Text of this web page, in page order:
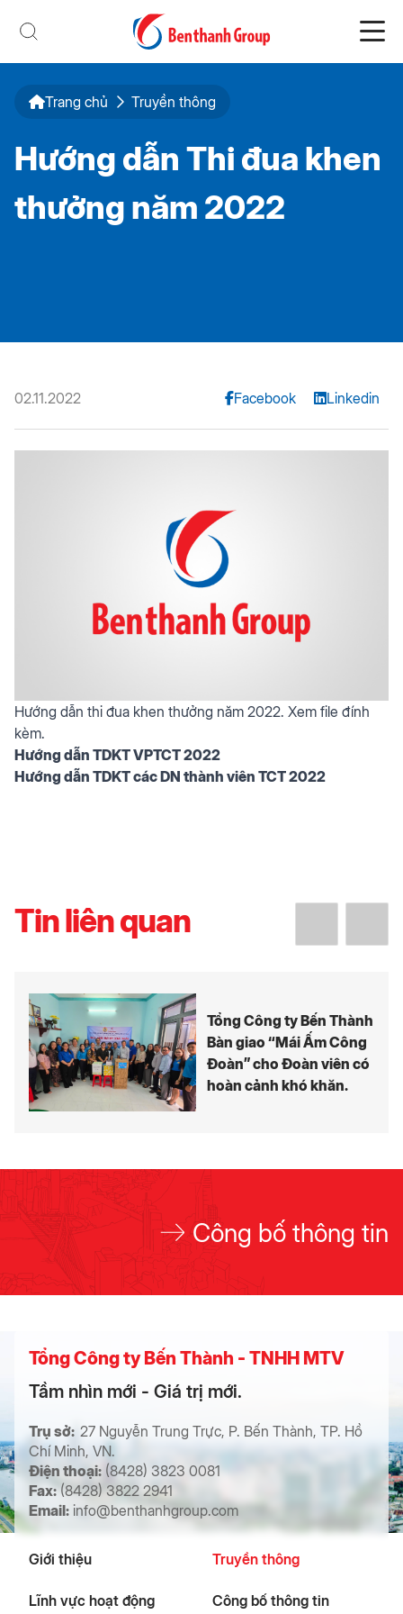
Trang chủ Truyền thông
Hướng dẫn Thi đua khen
thưởng năm 2022
02.11.2022 Facebook Linkedin
Hướng dẫn thi đua khen thưởng năm 2022. Xem file đính
kèm.
Hướng dẫn TDKT VPTCT 2022
Hướng dẫn TDKT các DN thành viên TCT 2022
Tin liên quan
Tổng Công ty Bến Thành
Bàn giao “Mái Ấm Công
Đoàn” cho Đoàn viên có
hoàn cảnh khó khăn.
Công bố thông tin
Tổng Công ty Bến Thành - TNHH MTV
Tầm nhìn mới - Giá trị mới.
Trụ sở: 27 Nguyễn Trung Trực, P. Bến Thành, TP. Hồ
Chí Minh, VN.
Điện thoại: (8428) 3823 0081
Fax:(8428) 3822 2941
Email: info@benthanhgroup.com
Giới thiệu
Lĩnh vực hoạt động
Truyền thông
Công bố thông tin